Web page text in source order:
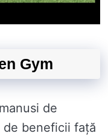
Gym
de
de beneficii față